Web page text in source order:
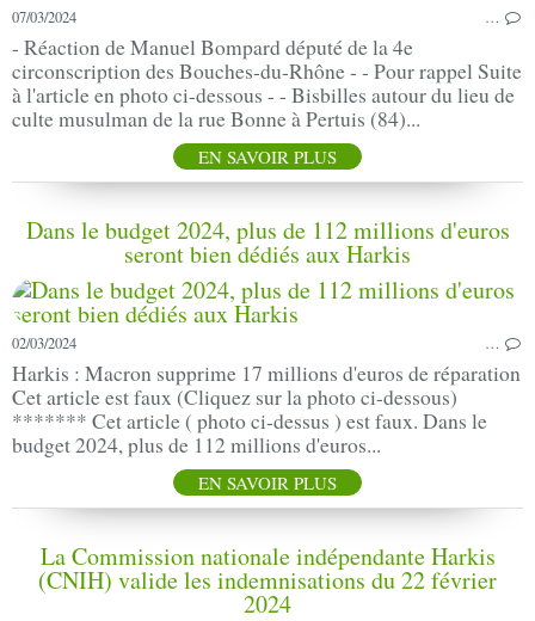
07/03/2024 …
- Réaction de Manuel Bompard député de la 4e
circonscription des Bouches-du-Rhône - - Pour rappel Suite
à l'article en photo ci-dessous - - Bisbilles autour du lieu de
culte musulman de la rue Bonne à Pertuis (84)...
EN SAVOIR PLUS
Dans le budget 2024, plus de 112 millions d'euros
seront bien dédiés aux Harkis
02/03/2024 …
Harkis : Macron supprime 17 millions d'euros de réparation
Cet article est faux (Cliquez sur la photo ci-dessous)
******* Cet article ( photo ci-dessus ) est faux. Dans le
budget 2024, plus de 112 millions d'euros...
EN SAVOIR PLUS
La Commission nationale indépendante Harkis
(CNIH) valide les indemnisations du 22 février
2024